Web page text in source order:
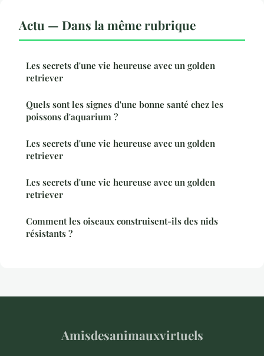
Actu — Dans la même rubrique
Les secrets d'une vie heureuse avec un golden
retriever
Quels sont les signes d'une bonne santé chez les
poissons d'aquarium ?
Les secrets d'une vie heureuse avec un golden
retriever
Les secrets d'une vie heureuse avec un golden
retriever
Comment les oiseaux construisent-ils des nids
résistants ?
Amisdesanimauxvirtuels